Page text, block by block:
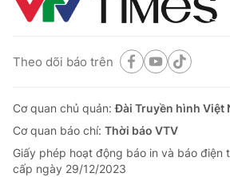
Theo dõi báo trên
Cơ quan chủ quản:Đài Truyền hình Việt
Cơ quan báo chí: Thời báo VTV
Giấy phép hoạt động báo in và báo điện
cấp ngày 29/12/2023